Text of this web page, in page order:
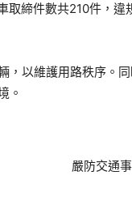
取締件數共210件，違
，以維護用路秩序。
。
嚴防交通